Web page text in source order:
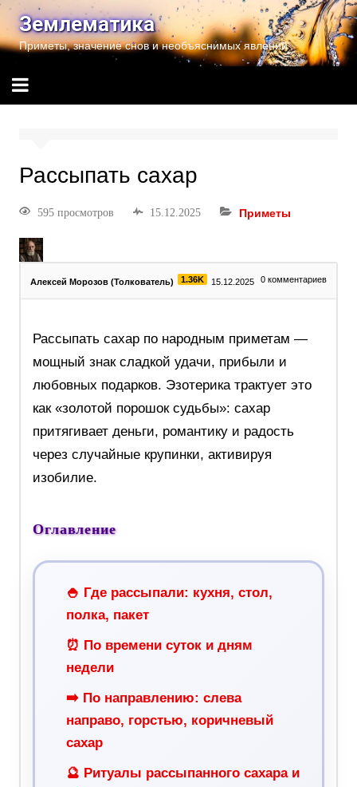
Землематика
Приметы, значение снов и необъяснимых явлений
Рассыпать сахар
595 просмотров 15.12.2025 Приметы
Алексей Морозов (Толкователь) 1.36K 15.12.2025 0 комментариев
Рассыпать сахар по народным приметам —
мощный знак сладкой удачи, прибыли и
любовных подарков. Эзотерика трактует это
как «золотой порошок судьбы»: сахар
притягивает деньги, романтику и радость
через случайные крупинки, активируя
изобилие.
Оглавление
🍚 Где рассыпали: кухня, стол,
полка, пакет
⏰ По времени суток и дням
недели
➡️ По направлению: слева
направо, горстью, коричневый
сахар
🔮 Ритуалы рассыпанного сахара и